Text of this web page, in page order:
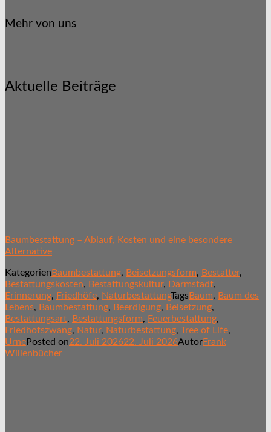
Mehr von uns
Aktuelle Beiträge
Baumbestattung – Ablauf, Kosten und eine besondere
Alternative
Kategorien Baumbestattung, Beisetzungsform, Bestatter,
Bestattungskosten, Bestattungskultur, Darmstadt,
Erinnerung, Friedhöfe, NaturbestattungTagsBaum, Baum des
Lebens, Baumbestattung, Beerdigung, Beisetzung,
Bestattungsart, Bestattungsform, Feuerbestattung,
Friedhofszwang, Natur, Naturbestattung, Tree of Life,
UrnePosted on22. Juli 202622. Juli 2026AutorFrank
Willenbücher